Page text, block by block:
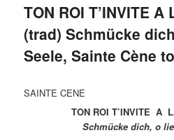
TON ROI T’INVITE A
(trad) Schmücke
Seele, Sainte Cène to
SAINTE CENE
TON ROI T’INVITE A
Schmücke dich, o